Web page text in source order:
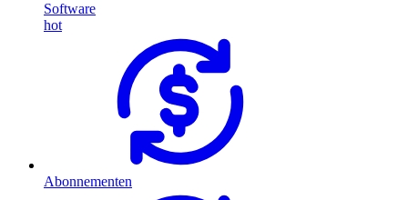
Software
hot
Abonnementen